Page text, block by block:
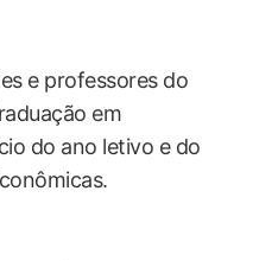
e professores do
em
do ano letivo e do